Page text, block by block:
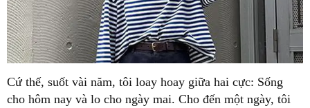
Cứ thế, suốt vài năm, tôi loay hoay giữa hai cực: Sống
cho hôm nay và lo cho ngày mai. Cho đến một ngày, tôi